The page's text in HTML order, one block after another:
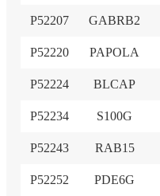
P52207 GABRB2
P52220 PAPOLA
P52224 BLCAP
P52234 S100G
P52243 RAB15
P52252 PDE6G